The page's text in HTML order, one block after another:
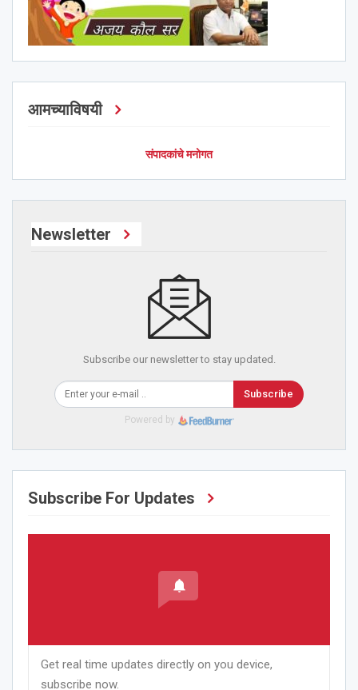
आमच्याविषयी
संपादकांचे मनोगत
Newsletter
Subscribe our newsletter to stay updated.
Subscribe
Powered by
Subscribe For Updates
Get real time updates directly on you device,
subscribe now.